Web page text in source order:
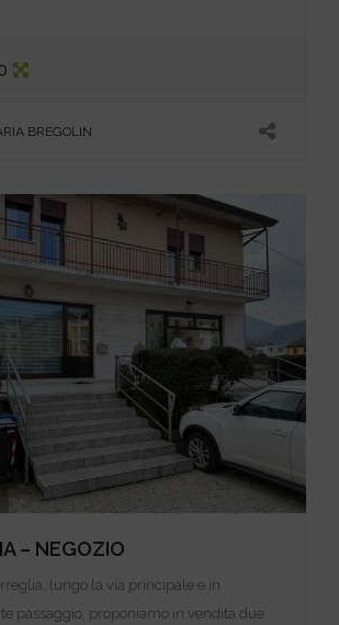
BREGOLIN
– NEGOZIO
lungo la via principale e in
passaggio, proponiamo in vendita due